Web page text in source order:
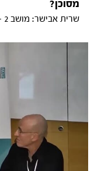
מסוכן?
שרית אבישר: מושב 2 - הרצאה 4